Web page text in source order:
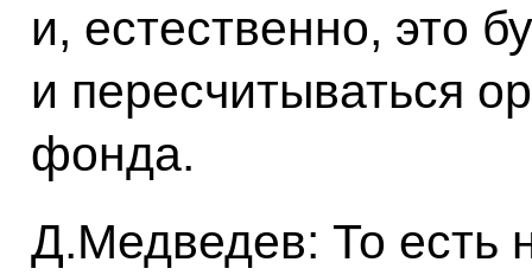
и, естественно, это
и пересчитываться
фонда.
Д.Медведев: То есть